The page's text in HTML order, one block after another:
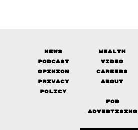
News Wealth
Podcast
Video
Opinion
Careers
Privacy
Policy
About
FOR
ADVERTISING